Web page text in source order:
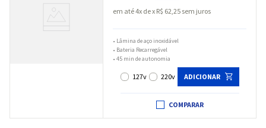
em até4 x R$ 62,25 sem juros
• Lâmina de aço inoxidável
• Bateria Recarregável
• 45 min de autonomia
COMPARAR
127v 220v ADICIONAR